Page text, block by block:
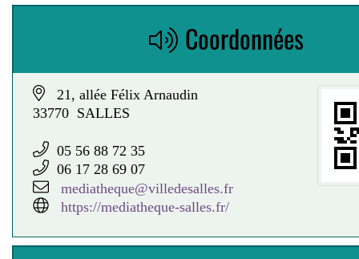
Coordonnées
21, allée Félix Arnaudin
33770 SALLES
05 56 88 72 35
06 17 28 69 07
mediatheque@villedesalles.fr
https://mediatheque-salles.fr/